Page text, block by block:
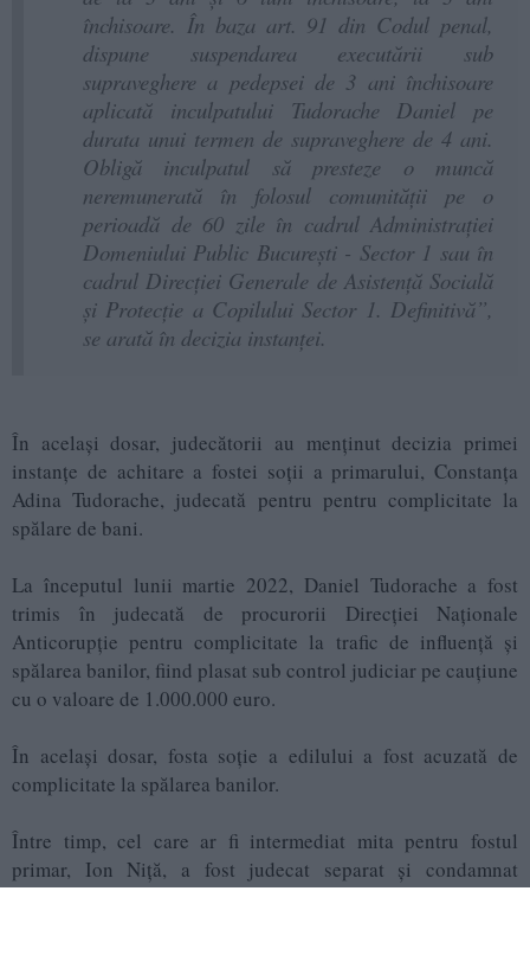
închisoare. În baza art. 91 din Codul penal,
dispune suspendarea executării sub
supraveghere a pedepsei de 3 ani închisoare
aplicată inculpatului Tudorache Daniel pe
durata unui termen de supraveghere de 4 ani.
Obligă inculpatul să presteze o muncă
neremunerată în folosul comunității pe o
perioadă de 60 zile în cadrul Administrației
Domeniului Public București - Sector 1 sau în
cadrul Direcției Generale de Asistență Socială
și Protecție a Copilului Sector 1. Definitivă”,
se arată în decizia instanței.
În același dosar, judecătorii au menținut decizia primei
instanțe de achitare a fostei soții a primarului, Constanța
Adina Tudorache, judecată pentru pentru complicitate la
spălare de bani.
La începutul lunii martie 2022, Daniel Tudorache a fost
trimis în judecată de procurorii Direcției Naționale
Anticorupție pentru complicitate la trafic de influență și
spălarea banilor, fiind plasat sub control judiciar pe cauțiune
cu o valoare de 1.000.000 euro.
În același dosar, fosta soție a edilului a fost acuzată de
complicitate la spălarea banilor.
Între timp, cel care ar fi intermediat mita pentru fostul
primar, Ion Niță, a fost judecat separat și condamnat